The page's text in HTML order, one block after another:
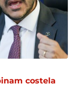
costela